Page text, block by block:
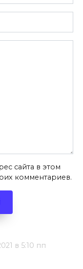
сайта в этом
комментариев.
в 5:10 пп